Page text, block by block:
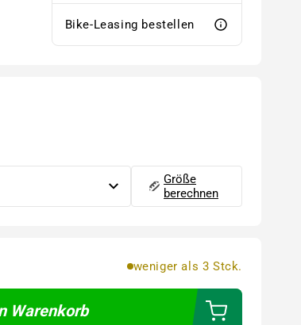
Bike-Leasing bestellen
Größe
berechnen
weniger als 3 Stck.
Warenkorb